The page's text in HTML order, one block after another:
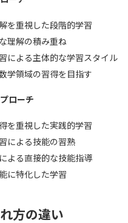
を重視した段階的学習
理解の積み重ね
による主体的な学習スタイル
学領域の習得を目指す
ローチ
を重視した実践的学習
による技能の習熟
よる直接的な技能指導
に特化した学習
方の違い